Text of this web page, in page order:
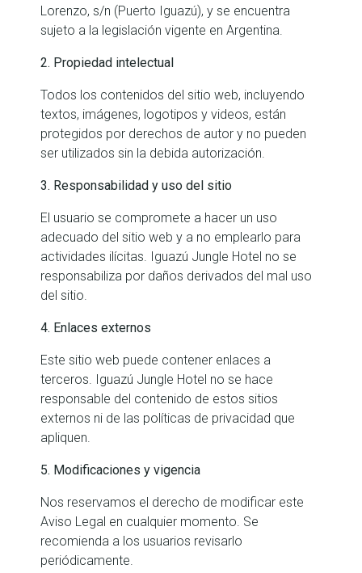
Lorenzo, s/n (Puerto Iguazú), y se encuentra
sujeto a la legislación vigente en Argentina.
2. Propiedad intelectual
Todos los contenidos del sitio web, incluyendo
textos, imágenes, logotipos y videos, están
protegidos por derechos de autor y no pueden
ser utilizados sin la debida autorización.
3. Responsabilidad y uso del sitio
El usuario se compromete a hacer un uso
adecuado del sitio web y a no emplearlo para
actividades ilícitas. Iguazú Jungle Hotel no se
responsabiliza por daños derivados del mal uso
del sitio.
4. Enlaces externos
Este sitio web puede contener enlaces a
terceros. Iguazú Jungle Hotel no se hace
responsable del contenido de estos sitios
externos ni de las políticas de privacidad que
apliquen.
5. Modificaciones y vigencia
Nos reservamos el derecho de modificar este
Aviso Legal en cualquier momento. Se
recomienda a los usuarios revisarlo
periódicamente.